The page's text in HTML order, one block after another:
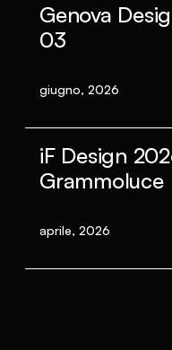
Genova
03
giugno, 2026
iF Design
Grammoluce
aprile, 2026